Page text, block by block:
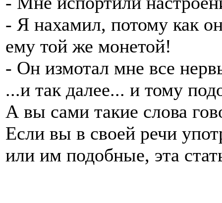
- Я нахамил, потому как
ему той же монетой!
- Он измотал мне все
...и так далее... и тому
А вы сами такие слова
Если вы в своей речи
или им подобные, эта